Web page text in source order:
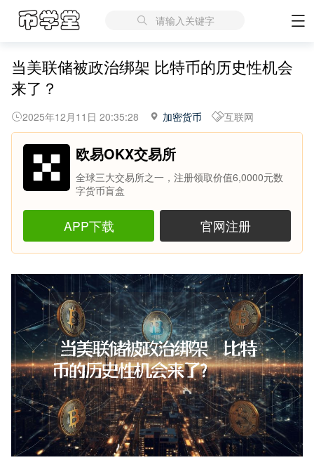
请输入关键字
当美联储被政治绑架 比特币的历史性机会
来了？
2025年12月11日 20:35:28 加密货币 互联网
欧易OKX交易所
全球三大交易所之一，注册领取价值6,0000元数
字货币盲盒
APP下载 官网注册